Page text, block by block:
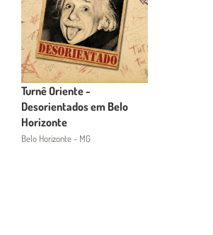
Turnê Oriente -
Desorientados em Belo
Horizonte
Belo Horizonte - MG